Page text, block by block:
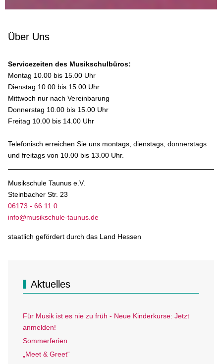
Über Uns
Servicezeiten des Musikschulbüros:
Montag 10.00 bis 15.00 Uhr
Dienstag 10.00 bis 15.00 Uhr
Mittwoch nur nach Vereinbarung
Donnerstag 10.00 bis 15.00 Uhr
Freitag 10.00 bis 14.00 Uhr
Telefonisch erreichen Sie uns montags, dienstags, donnerstags
und freitags von 10.00 bis 13.00 Uhr.
Musikschule Taunus e.V.
Steinbacher Str. 23
06173 - 66 11 0
info@musikschule-taunus.de
staatlich gefördert durch das Land Hessen
Aktuelles
Für Musik ist es nie zu früh - Neue Kinderkurse: Jetzt
anmelden!
Sommerferien
„Meet & Greet“